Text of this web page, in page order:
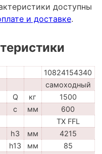
доступны
и доставке.
10824154340
самоходный
Q кг
1500
c мм
600
TX FFL
h3 мм
4215
h13 мм
85